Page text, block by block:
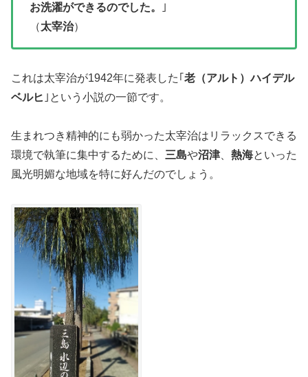
お洗濯ができるのでした。
｣
（太宰治）
これは太宰治が1942年に発表した｢ 老（アルト）ハイデル
ベルヒ ｣という小説の一節です。
生まれつき精神的にも弱かった太宰治はリラックスできる
環境で執筆に集中するために、 三島や沼津 熱海といった
風光明媚な地域を特に好んだのでしょう。